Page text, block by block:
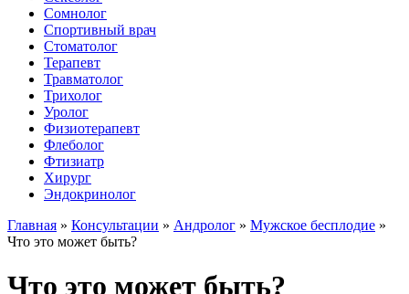
Сомнолог
Спортивный врач
Стоматолог
Терапевт
Травматолог
Трихолог
Уролог
Физиотерапевт
Флеболог
Фтизиатр
Хирург
Эндокринолог
Главная » Консультации » Андролог » Мужское бесплодие »
Что это может быть?
Что это может быть?